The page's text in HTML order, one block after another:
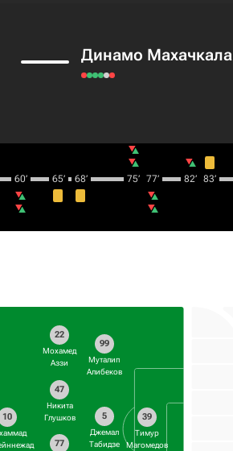
Динамо Махачкала
60‎’‎ 65‎’‎ 68‎’‎ 75‎’‎ 77‎’‎ 82‎’‎ 83‎’‎
39
Тимур
Магомедов
99
Муталип
Алибеков
5
Джемал
Табидзе
22
Мохамед
Аззи
47
Никита
Глушков
77
10